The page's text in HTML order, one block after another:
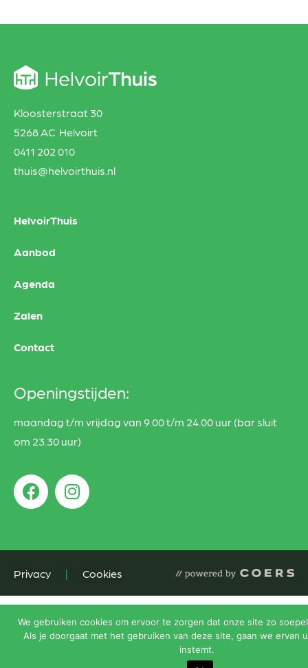
Kloosterstraat 30
5268 AC Helvoirt
0411 202 010
thuis@helvoirthuis.nl
HelvoirThuis
Aanbod
Agenda
Zalen
Contact
Openingstijden:
maandag t/m vrijdag van 9.00 t/m 24.00 uur (bar sluit
om 23.30 uur)
Privacy | Cookies
We gebruiken cookies om ervoor te zorgen dat onze site zo
Als je doorgaat met het gebruiken van deze site, gaan we ervan
instemt.